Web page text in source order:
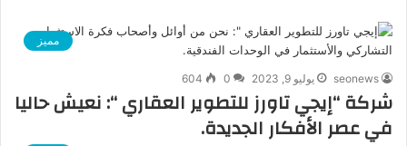
مميز
seonews يوليو 9, 2023 0
604
شركة “إيجي تاورز للتطوير العقاري “: نعيش حاليا
في عصر الأفكار الجديدة.